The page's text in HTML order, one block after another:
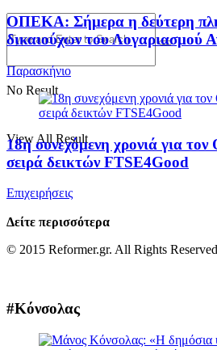
No Result
View All Result
ΟΠΕΚΑ: Σήμερα η δεύτερη
δικαιούχων του Λογαριασμού
Παρασκήνιο
18η συνεχόμενη χρονιά για
σειρά δεικτών FTSE4Good
Επιχειρήσεις
Δείτε περισσότερα
© 2015 Reformer.gr. All Rights
#Κόνσολας